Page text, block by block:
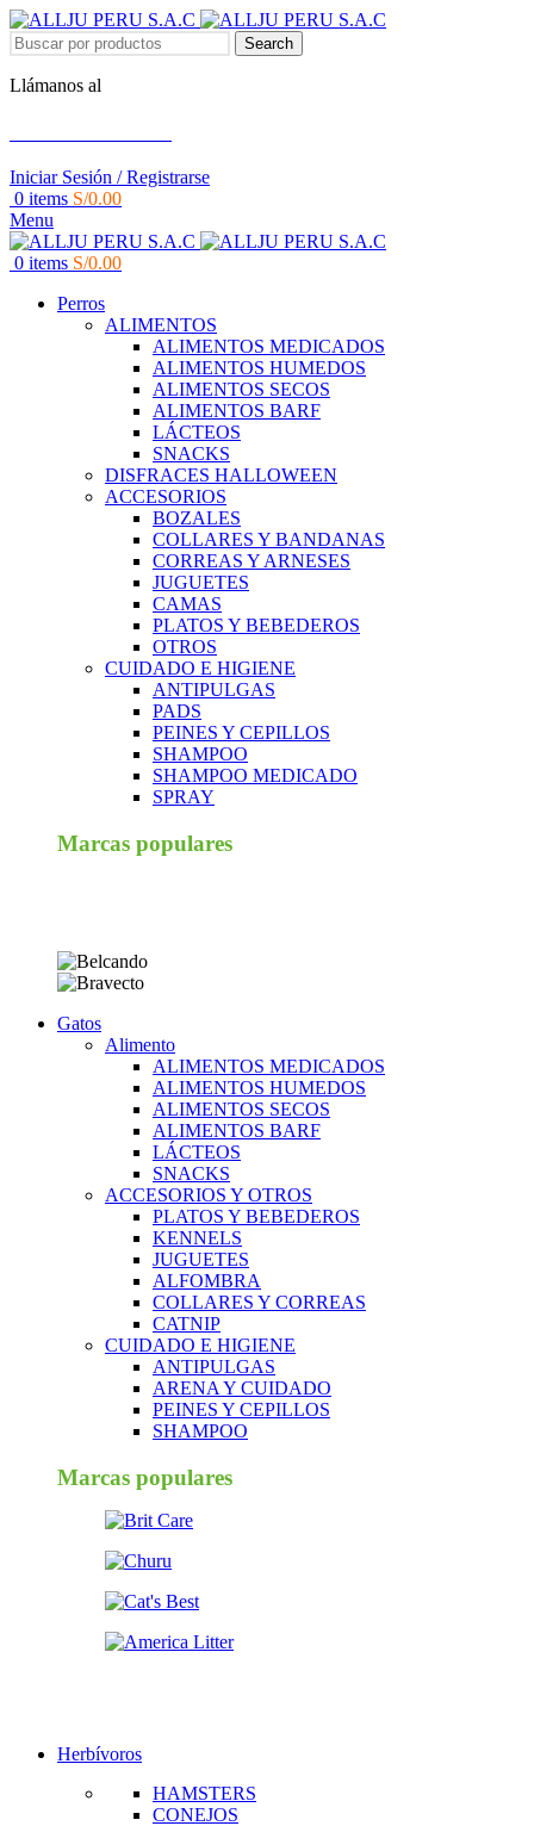
Search
Llámanos al
Iniciar Sesión / Registrarse
0 items S/0.00
Menu
0 items S/0.00
Perros
ALIMENTOS
ALIMENTOS MEDICADOS
ALIMENTOS HUMEDOS
ALIMENTOS SECOS
ALIMENTOS BARF
LÁCTEOS
SNACKS
DISFRACES HALLOWEEN
ACCESORIOS
BOZALES
COLLARES Y BANDANAS
CORREAS Y ARNESES
JUGUETES
CAMAS
PLATOS Y BEBEDEROS
OTROS
CUIDADO E HIGIENE
ANTIPULGAS
PADS
PEINES Y CEPILLOS
SHAMPOO
SHAMPOO MEDICADO
SPRAY
Marcas populares
Gatos
Alimento
ALIMENTOS MEDICADOS
ALIMENTOS HUMEDOS
ALIMENTOS SECOS
ALIMENTOS BARF
LÁCTEOS
SNACKS
ACCESORIOS Y OTROS
PLATOS Y BEBEDEROS
KENNELS
JUGUETES
ALFOMBRA
COLLARES Y CORREAS
CATNIP
CUIDADO E HIGIENE
ANTIPULGAS
ARENA Y CUIDADO
PEINES Y CEPILLOS
SHAMPOO
Marcas populares
Herbívoros
HAMSTERS
CONEJOS